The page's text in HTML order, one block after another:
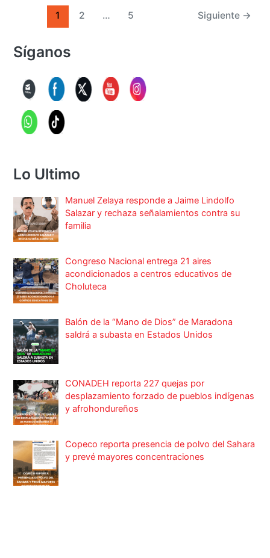
1 2 … 5 Siguiente →
Síganos
Lo Ultimo
Manuel Zelaya responde a Jaime Lindolfo
Salazar y rechaza señalamientos contra su
familia
Congreso Nacional entrega 21 aires
acondicionados a centros educativos de
Choluteca
Balón de la “Mano de Dios” de Maradona
saldrá a subasta en Estados Unidos
CONADEH reporta 227 quejas por
desplazamiento forzado de pueblos indígenas
y afrohondureños
Copeco reporta presencia de polvo del Sahara
y prevé mayores concentraciones